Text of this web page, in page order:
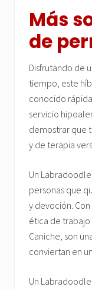
Más
de
Disfrutando de
tiempo, este
conocido
servicio
demostrar que
y de terapia
Un
personas que
y devoción.
ética de
Caniche, son
conviertan en
Un